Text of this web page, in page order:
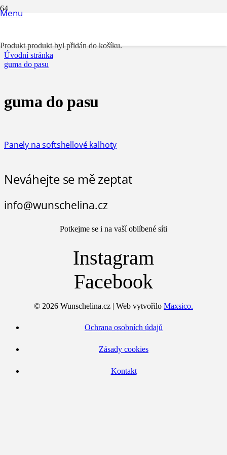
Menu
Produktprodukt byl přidán do košíku.
Úvodní stránka
guma do pasu
guma do pasu
Panely na softshellové kalhoty
Neváhejte se mě zeptat
info@wunschelina.cz
Potkejme se i na vaší oblíbené síti
Instagram
Facebook
© 2026 Wunschelina.cz | Web vytvořilo Maxsico.
Ochrana osobních údajů
Zásady cookies
Kontakt